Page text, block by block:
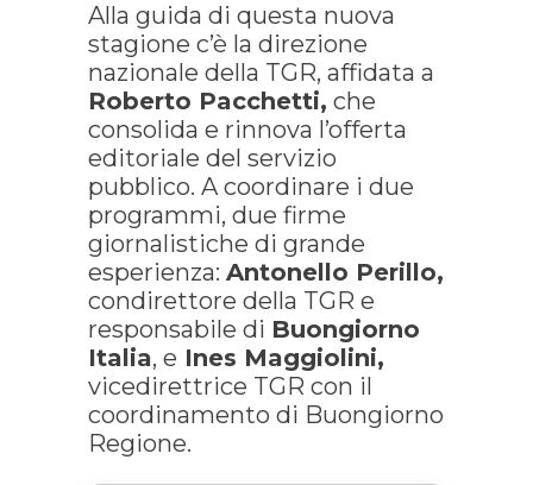
Alla guida di questa nuova
stagione c’è la direzione
nazionale della TGR, affidata a
Roberto Pacchetti, che
consolida e rinnova l’offerta
editoriale del servizio
pubblico. A coordinare i due
programmi, due firme
giornalistiche di grande
esperienza: Antonello Perillo,
condirettore della TGR e
responsabile di Buongiorno
Italia, e Ines Maggiolini,
vicedirettrice TGR con il
coordinamento di Buongiorno
Regione.